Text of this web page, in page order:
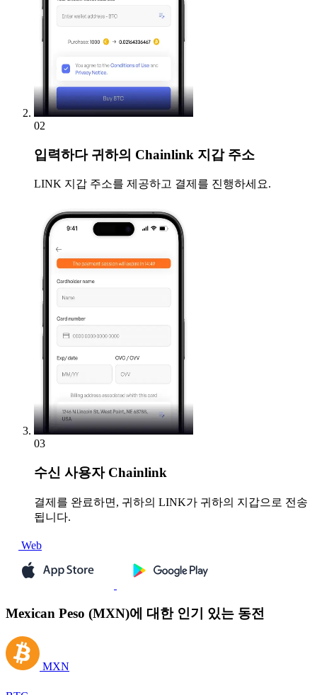
02
입력하다귀하의 Chainlink 지갑 주소
LINK 지갑 주소를 제공하고 결제를 진행하세요.
03
수신 사용자 Chainlink
결제를 완료하면, 귀하의 LINK가 귀하의 지갑으로 전송
됩니다.
Web
Mexican Peso (MXN)에 대한 인기 있는 동전
MXN